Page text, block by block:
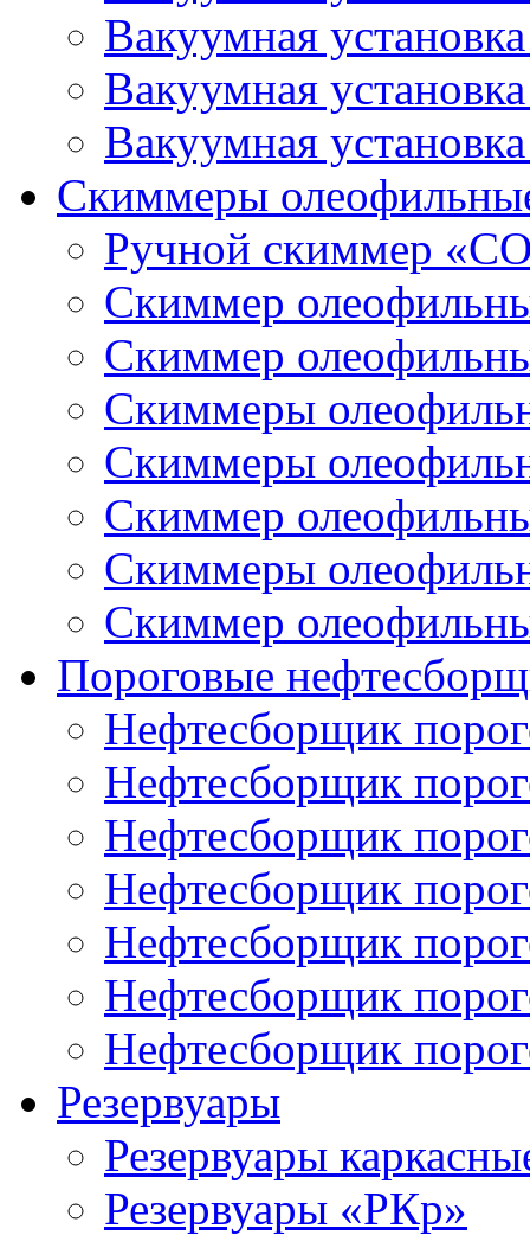
Вакуумная
Вакуумная
Вакуумная
Скиммеры
Ручной скиммер
Скиммер
Скиммер
Скиммеры
Скиммеры
Скиммер
Скиммеры
Скиммер
Пороговые
Нефтесборщик
Нефтесборщик
Нефтесборщик
Нефтесборщик
Нефтесборщик
Нефтесборщик
Нефтесборщик
Резервуары
Резервуары
Резервуары «РКр»